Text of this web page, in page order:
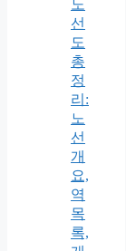
노
선
도
총
정
리:
노
선
개
요,
역
목
록,